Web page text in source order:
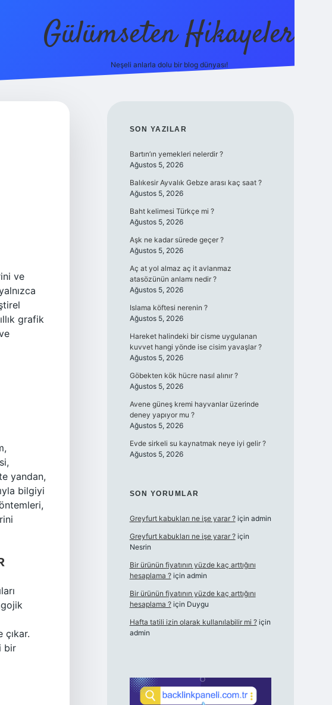
Gülümseten Hikayeler
Neşeli anlarla dolu bir blog dünyası!
ve
grafik
yandan,
bilgiyi
bir
SIDEBAR
SON YAZILAR
Bartın’ın yemekleri nelerdir ?
Ağustos 5, 2026
Balıkesir Ayvalık Gebze arası kaç saat ?
Ağustos 5, 2026
Baht kelimesi Türkçe mi ?
Ağustos 5, 2026
Aşk ne kadar sürede geçer ?
Ağustos 5, 2026
Aç at yol almaz aç it avlanmaz
atasözünün anlamı nedir ?
Ağustos 5, 2026
Islama köftesi nerenin ?
Ağustos 5, 2026
Hareket halindeki bir cisme uygulanan
kuvvet hangi yönde ise cisim yavaşlar ?
Ağustos 5, 2026
Göbekten kök hücre nasıl alınır ?
Ağustos 5, 2026
Avene güneş kremi hayvanlar üzerinde
deney yapıyor mu ?
Ağustos 5, 2026
Evde sirkeli su kaynatmak neye iyi gelir ?
Ağustos 5, 2026
SON YORUMLAR
Greyfurt kabukları ne işe yarar ?için admin
Greyfurt kabukları ne işe yarar ?için
Nesrin
Bir ürünün fiyatının yüzde kaç arttığını
hesaplama ?için admin
Bir ürünün fiyatının yüzde kaç arttığını
hesaplama ?için Duygu
Hafta tatili izin olarak kullanılabilir mi ?için
admin